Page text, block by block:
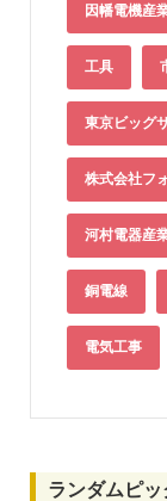
因幡電機産
工具
東京ビッグ
株式会社フ
河村電器産
銅電線
電気工事
ランダムピ